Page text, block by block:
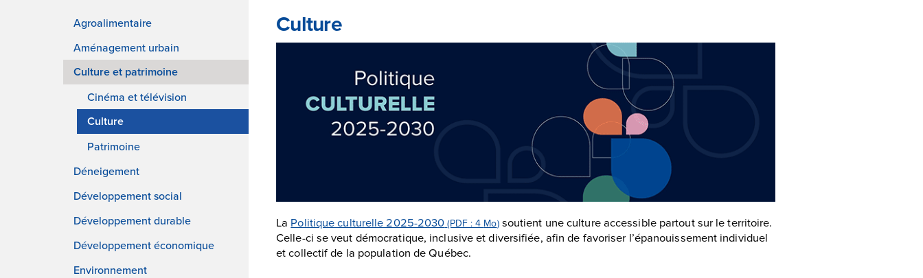
Agroalimentaire
Aménagement urbain
Culture et patrimoine
Cinéma et télévision
Culture
Patrimoine
Déneigement
Développement social
Développement durable
Développement économique
Environnement
Culture
La Politique culturelle 2025-2030 (PDF : 4 Mo)soutient une culture accessible partout sur le territoire.
Celle-ci se veut démocratique, inclusive et diversifiée, afin de favoriser l’épanouissement individuel
et collectif de la population de Québec.